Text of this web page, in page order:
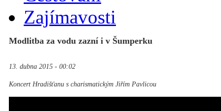
Zajímavosti
Modlitba za vodu zazní i v Šumperku
13. dubna 2015 - 00:02
Koncert Hradišťanu s charismatickým Jiřím Pavlicou